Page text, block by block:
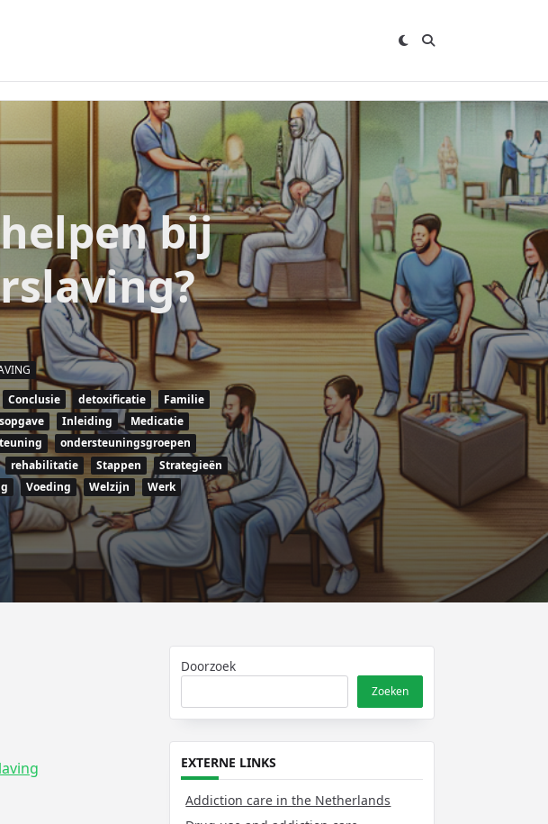
bij
Conclusie detoxificatie
Familie
Inleiding
Medicatie
ondersteuningsgroepen
rehabilitatie Stappen
Strategieën
Voeding Welzijn Werk
Doorzoek
Zoeken
EXTERNE LINKS
Addiction care in the Netherlands